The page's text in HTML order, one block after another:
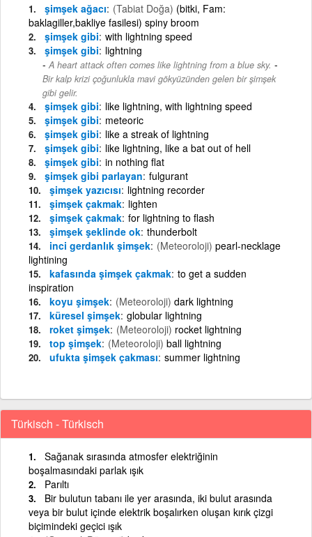
şimşek ağacı (Tabiat Doğa) (bitki, Fam:
baklagiller,bakliye fasilesi) spiny broom
şimşek gibi with lightning speed
şimşek gibi lightning
A heart attack often comes like lightning from a blue sky. -
Bir kalp krizi çoğunlukla mavi gökyüzünden gelen bir şimşek
gibi gelir.
şimşek gibi like lightning, with lightning speed
şimşek gibi meteoric
şimşek gibi like a streak of lightning
şimşek gibi like lightning, like a bat out of hell
şimşek gibi in nothing flat
şimşek gibi parlayan fulgurant
şimşek yazıcısı lightning recorder
şimşek çakmak lighten
şimşek çakmak for lightning to flash
şimşek şeklinde ok thunderbolt
inci gerdanlık şimşek (Meteoroloji) pearl-necklage
lightining
kafasında şimşek çakmak to get a sudden
inspiration
koyu şimşek (Meteoroloji) dark lightning
küresel şimşek globular lightning
roket şimşek (Meteoroloji) rocket lightning
top şimşek (Meteoroloji) ball lightning
ufukta şimşek çakması summer lightning
Türkisch - Türkisch
Sağanak sırasında atmosfer elektriğinin
boşalmasındaki parlak ışık
Parıltı
Bir bulutun tabanı ile yer arasında, iki bulut arasında
veya bir bulut içinde elektrik boşalırken oluşan kırık çizgi
biçimindeki geçici ışık